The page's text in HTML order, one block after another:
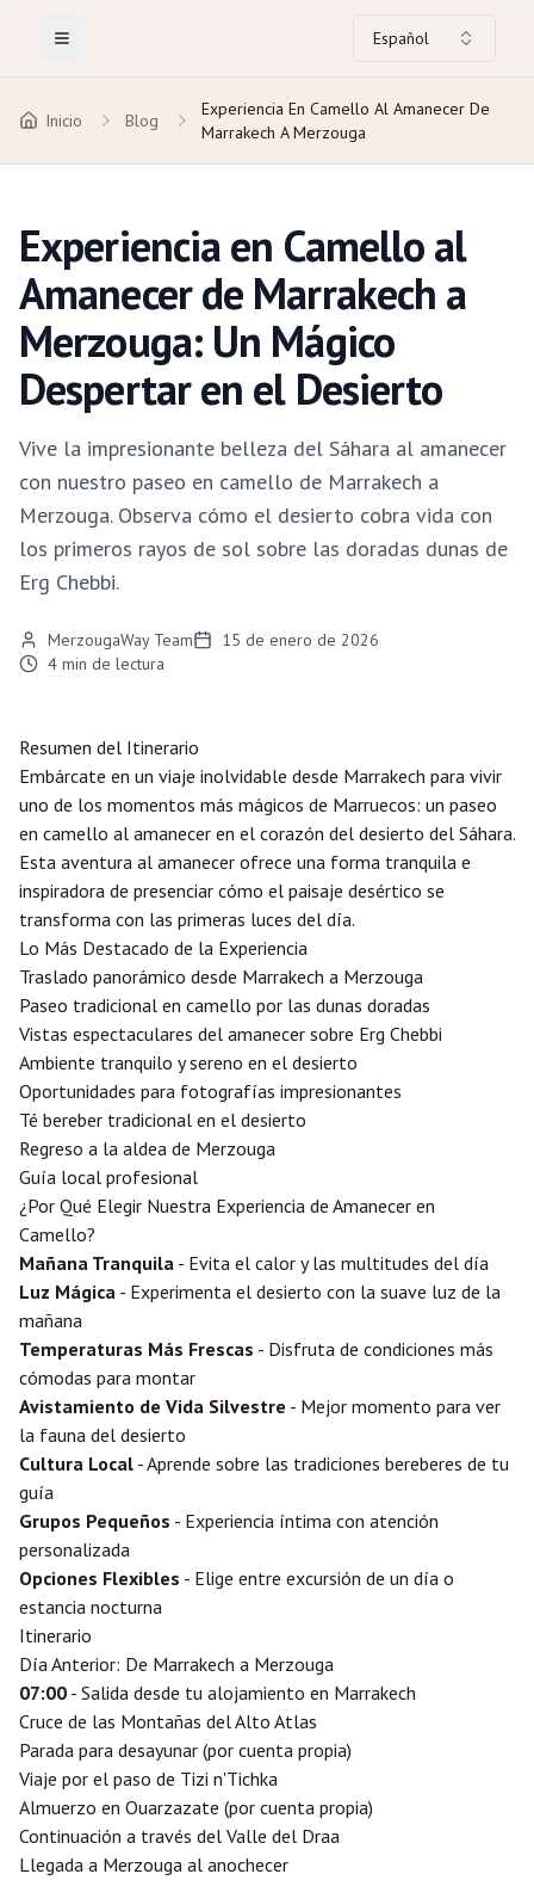
Toggle Menu Español
Inicio Blog
Experiencia En Camello Al Amanecer De
Marrakech A Merzouga
Experiencia en Camello al
Amanecer de Marrakech a
Merzouga: Un Mágico
Despertar en el Desierto
Vive la impresionante belleza del Sáhara al amanecer
con nuestro paseo en camello de Marrakech a
Merzouga. Observa cómo el desierto cobra vida con
los primeros rayos de sol sobre las doradas dunas de
Erg Chebbi.
MerzougaWay Team
15 de enero de 2026
4 min de lectura
Resumen del Itinerario
Embárcate en un viaje inolvidable desde Marrakech para vivir
uno de los momentos más mágicos de Marruecos: un paseo
en camello al amanecer en el corazón del desierto del Sáhara.
Esta aventura al amanecer ofrece una forma tranquila e
inspiradora de presenciar cómo el paisaje desértico se
transforma con las primeras luces del día.
Lo Más Destacado de la Experiencia
Traslado panorámico desde Marrakech a Merzouga
Paseo tradicional en camello por las dunas doradas
Vistas espectaculares del amanecer sobre Erg Chebbi
Ambiente tranquilo y sereno en el desierto
Oportunidades para fotografías impresionantes
Té bereber tradicional en el desierto
Regreso a la aldea de Merzouga
Guía local profesional
¿Por Qué Elegir Nuestra Experiencia de Amanecer en
Camello?
Mañana Tranquila - Evita el calor y las multitudes del día
Luz Mágica - Experimenta el desierto con la suave luz de la
mañana
Temperaturas Más Frescas - Disfruta de condiciones más
cómodas para montar
Avistamiento de Vida Silvestre - Mejor momento para ver
la fauna del desierto
Cultura Local - Aprende sobre las tradiciones bereberes de tu
guía
Grupos Pequeños - Experiencia íntima con atención
personalizada
Opciones Flexibles - Elige entre excursión de un día o
estancia nocturna
Itinerario
Día Anterior: De Marrakech a Merzouga
07:00 - Salida desde tu alojamiento en Marrakech
Cruce de las Montañas del Alto Atlas
Parada para desayunar (por cuenta propia)
Viaje por el paso de Tizi n'Tichka
Almuerzo en Ouarzazate (por cuenta propia)
Continuación a través del Valle del Draa
Llegada a Merzouga al anochecer